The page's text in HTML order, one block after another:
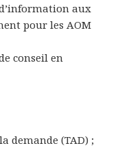
aux
pour les AOM
conseil en
demande (TAD) ;